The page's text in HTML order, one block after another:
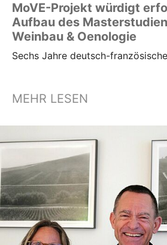
MoVE-Projekt würdigt
Aufbau des
Weinbau & Oenologie
Sechs Jahre deutsch-
MEHR LESEN